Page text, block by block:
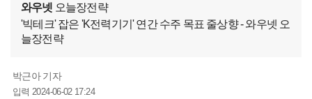
와우넷 오늘장전략
'빅테크' 잡은 'K전력기기' 연간 수주 목표 줄상향 - 와우넷 오
늘장전략
박근아 기자
입력 2024-06-02 17:24